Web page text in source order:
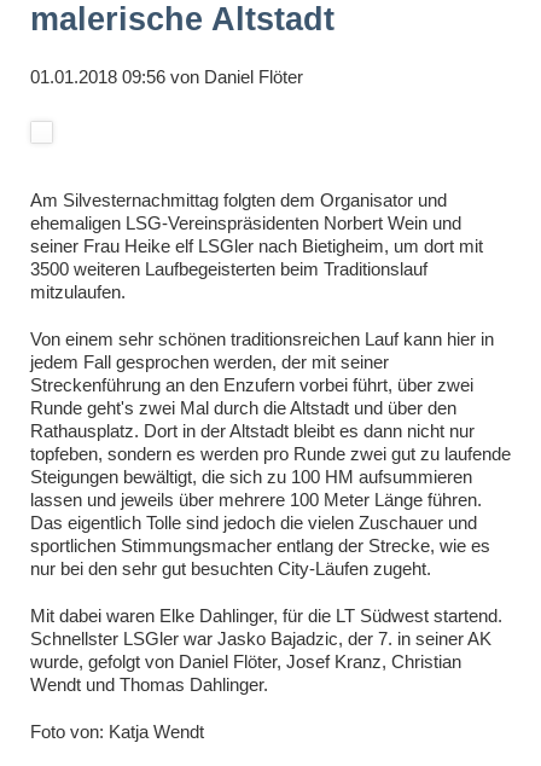
malerische Altstadt
01.01.2018 09:56von Daniel Flöter
Am Silvesternachmittag folgten dem Organisator und
ehemaligen LSG-Vereinspräsidenten Norbert Wein und
seiner Frau Heike elf LSGler nach Bietigheim, um dort mit
3500 weiteren Laufbegeisterten beim Traditionslauf
mitzulaufen.
Von einem sehr schönen traditionsreichen Lauf kann hier in
jedem Fall gesprochen werden, der mit seiner
Streckenführung an den Enzufern vorbei führt, über zwei
Runde geht's zwei Mal durch die Altstadt und über den
Rathausplatz. Dort in der Altstadt bleibt es dann nicht nur
topfeben, sondern es werden pro Runde zwei gut zu laufende
Steigungen bewältigt, die sich zu 100 HM aufsummieren
lassen und jeweils über mehrere 100 Meter Länge führen.
Das eigentlich Tolle sind jedoch die vielen Zuschauer und
sportlichen Stimmungsmacher entlang der Strecke, wie es
nur bei den sehr gut besuchten City-Läufen zugeht.
Mit dabei waren Elke Dahlinger, für die LT Südwest startend.
Schnellster LSGler war Jasko Bajadzic, der 7. in seiner AK
wurde, gefolgt von Daniel Flöter, Josef Kranz, Christian
Wendt und Thomas Dahlinger.
Foto von: Katja Wendt